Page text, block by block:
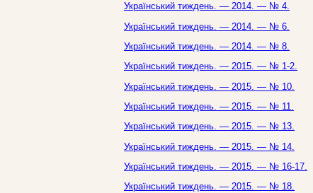
Український тиждень. — 2014. — № 4.
Український тиждень. — 2014. — № 6.
Український тиждень. — 2014. — № 8.
Український тиждень. — 2015. — № 1-2.
Український тиждень. — 2015. — № 10.
Український тиждень. — 2015. — № 11.
Український тиждень. — 2015. — № 13.
Український тиждень. — 2015. — № 14.
Український тиждень. — 2015. — № 16-17.
Український тиждень. — 2015. — № 18.